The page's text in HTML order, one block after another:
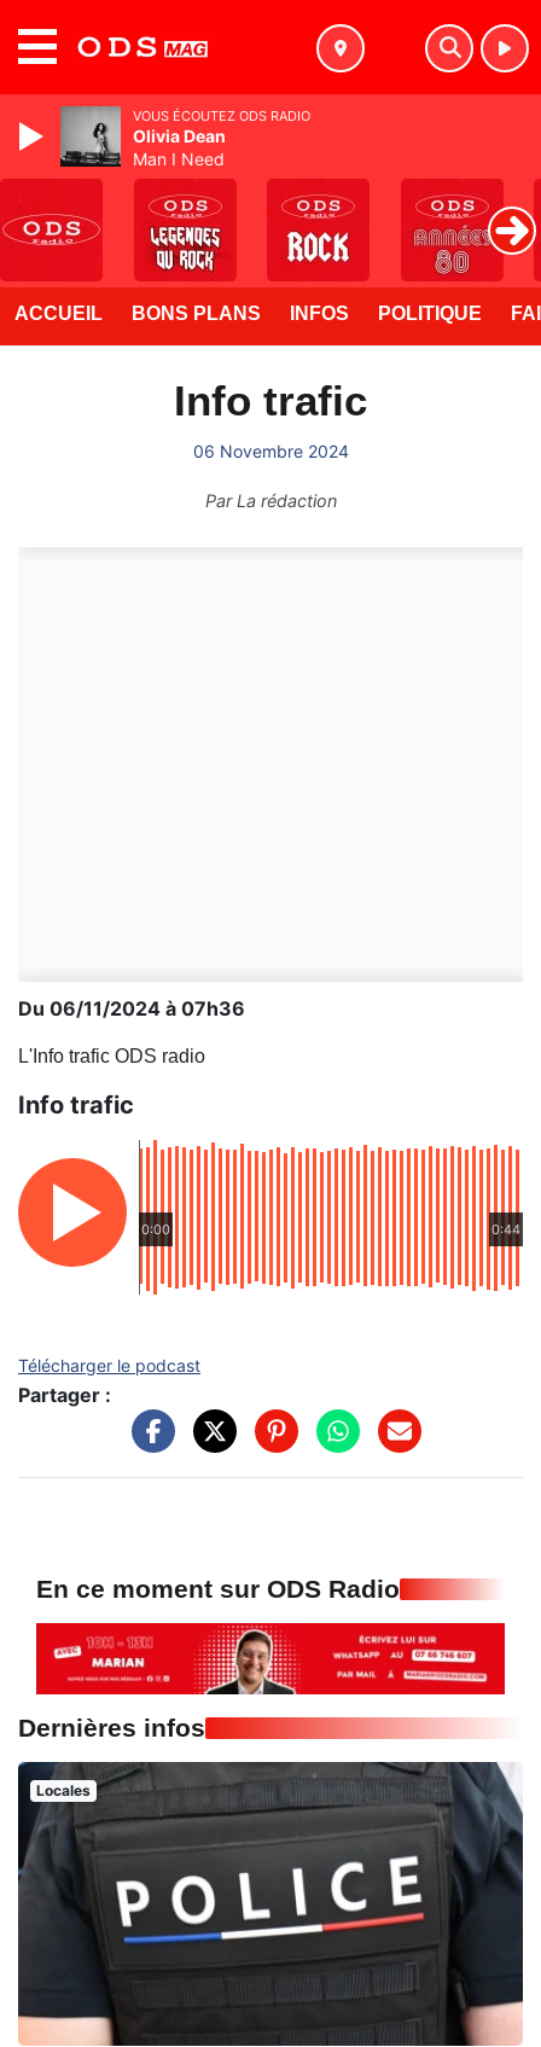
ACCUEIL BONS PLANS INFOS POLITIQUE
Info trafic
06 Novembre 2024
ParLa rédaction
Du 06/11/2024 à 07h36
L'Info trafic ODS radio
Info trafic
0:00 0:44
Télécharger le podcast
Partager :
En ce moment sur ODS Radio
Dernières infos
Locales
VOUS ÉCOUTEZ ODS RADIO
Olivia Dean
Man I Need